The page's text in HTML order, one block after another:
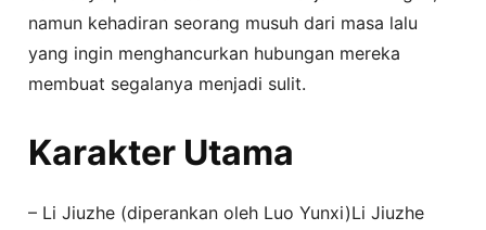
namun kehadiran seorang musuh dari masa lalu
yang ingin menghancurkan hubungan mereka
membuat segalanya menjadi sulit.
Karakter Utama
– Li Jiuzhe (diperankan oleh Luo Yunxi)Li Jiuzhe